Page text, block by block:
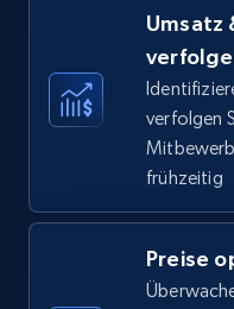
price, Currency,
35.3K+
Amazon Reviews
URL, Product name,
rating object,
Umsatz
verfolgen
frühzeitig
Preise